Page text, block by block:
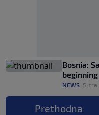
Bosnia:
NEWS 5. tra.
Prethodna